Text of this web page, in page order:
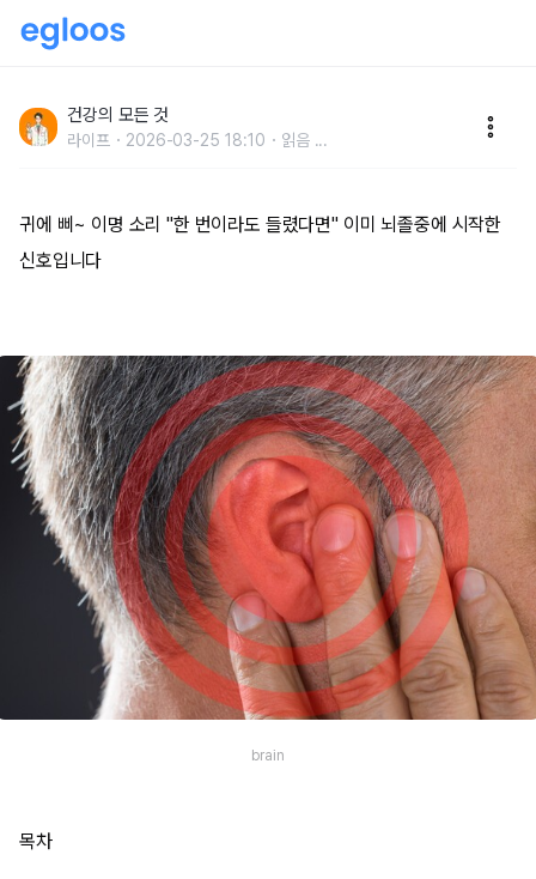
중에 시작한 신호입니다
건강의 모든 것
라이프 2026-03-25 18:10 읽음 ...
귀에 삐~ 이명 소리 "한 번이라도 들렸다면" 이미 뇌졸중에 시작한
신호입니다
brain
목차